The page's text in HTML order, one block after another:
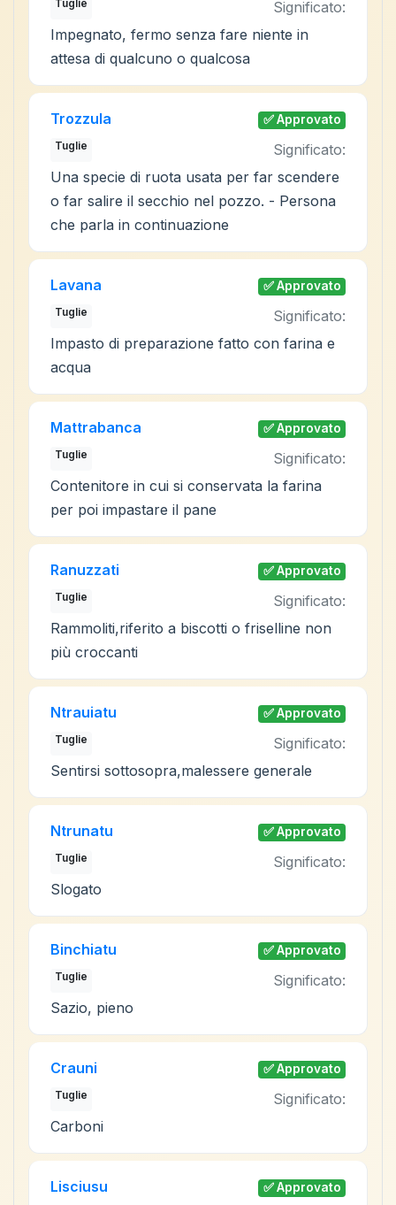
Tuglie
Significato:
Impegnato, fermo senza fare niente in
attesa di qualcuno o qualcosa
Trozzula ✅ Approvato
Tuglie
Significato:
Una specie di ruota usata per far scendere
o far salire il secchio nel pozzo. - Persona
che parla in continuazione
Lavana ✅ Approvato
Tuglie
Significato:
Impasto di preparazione fatto con farina e
acqua
Mattrabanca ✅ Approvato
Tuglie
Significato:
Contenitore in cui si conservata la farina
per poi impastare il pane
Ranuzzati ✅ Approvato
Tuglie
Significato:
Rammoliti,riferito a biscotti o friselline non
più croccanti
Ntrauiatu ✅ Approvato
Tuglie
Significato:
Sentirsi sottosopra,malessere generale
Ntrunatu ✅ Approvato
Tuglie
Significato:
Slogato
Binchiatu ✅ Approvato
Tuglie
Significato:
Sazio, pieno
Crauni ✅ Approvato
Tuglie
Significato:
Carboni
Lisciusu ✅ Approvato